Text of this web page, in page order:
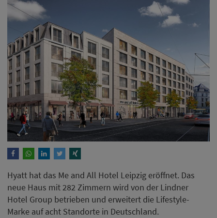
Hyatt hat das Me and All Hotel Leipzig eröffnet. Das
neue Haus mit 282 Zimmern wird von der Lindner
Hotel Group betrieben und erweitert die Lifestyle-
Marke auf acht Standorte in Deutschland.